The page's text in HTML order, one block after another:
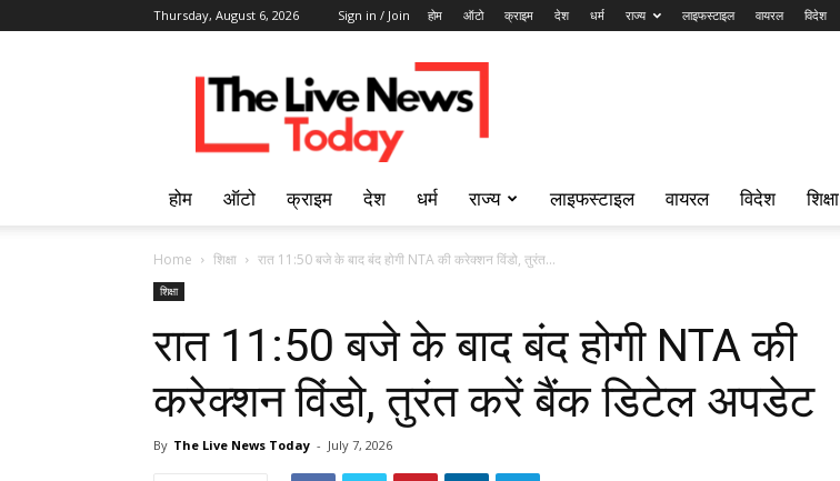
Thursday, August 6, 2026 Sign in / Join होम ऑटो क्राइम देश धर्म राज्य लाइफस्टाइल वायरल विदेश
Breaking
News
in
Hindi,
खबरें,
Hindi
Live
Live
होम ऑटो क्राइम देश धर्म राज्य लाइफस्टाइल वायरल विदेश शिक्षा
Home शिक्षा रात 11:50 बजे के बाद बंद होगी NTA की करेक्शन विंडो, तुरंत...
शिक्षा
रात 11:50 बजे के बाद बंद होगी NTA की
करेक्शन विंडो, तुरंत करें बैंक डिटेल अपडेट
By The Live News Today - July 7, 2026